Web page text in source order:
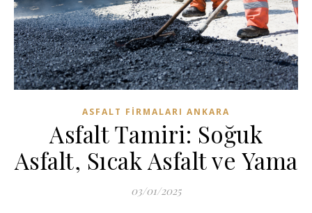
ASFALT FIRMALARI ANKARA
Asfalt Tamiri: Soğuk
Asfalt, Sıcak Asfalt ve Yama
03/01/2025